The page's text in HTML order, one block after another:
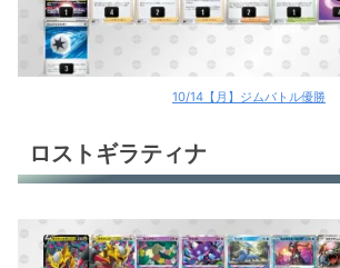
10/14【月】ジムバトル優勝
ロストギラティナ